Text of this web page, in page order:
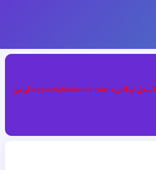
إذا كنت تواجه مشكلة في تسجيل الدخول الى عضويتك فضلا قم بطلب تغيير كلمة المرور عبر (نسيت كلمة المرور) أو التواصل معنا عبر أيقونة التواصل في الأسفل او البريد support@shomoo5.com او من